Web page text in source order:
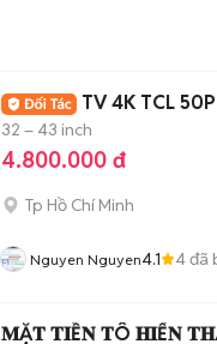
TV 4K TCL
32 – 43 inch
4.800.000 đ
Tp Hồ Chí Minh
Nguyen Nguyen4.1 4đã
𝐌Ặ𝐓 𝐓𝐈Ề𝐍 𝐓Ô 𝐇𝐈Ế𝐍